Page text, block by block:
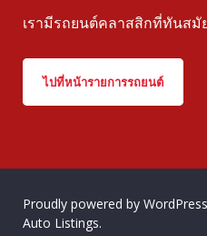
เรามีรถยนต์คลาสสิกที่ทันสมั
ไปที่หน้ารายการรถยนต์
Proudly powered by WordPress
Auto Listings.